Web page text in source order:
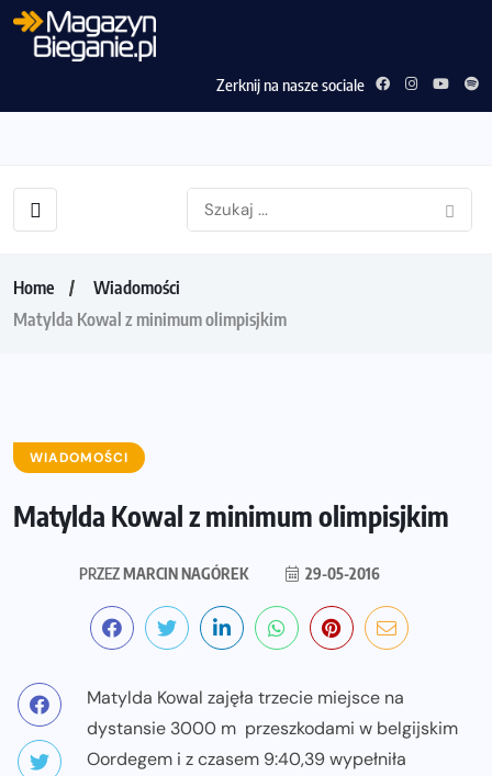
Zerknij na nasze sociale
Home
Wiadomości
Matylda Kowal z minimum olimpisjkim
WIADOMOŚCI
Matylda Kowal z minimum olimpisjkim
PRZEZMARCIN NAGÓREK 29-05-2016
Matylda Kowal zajęła trzecie miejsce na
dystansie 3000 m przeszkodami w belgijskim
Oordegem i z czasem 9:40,39 wypełniła